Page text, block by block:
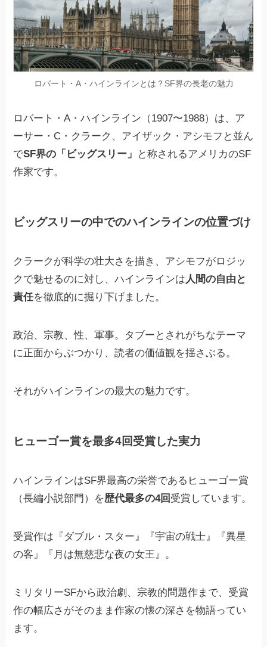
ロバート・A・ハインラインとは？SF界の長老の魅力
ロバート・A・ハインライン（1907〜1988）は、ア
ーサー・C・クラーク、アイザック・アシモフと並ん
でSF界の「ビッグスリー」
と称されるアメリカのSF
作家です。
ビッグスリーの中でのハインラインの位置づけ
クラークが科学の壮大さを描き、アシモフがロジッ
クで魅せるのに対し、ハインラインは人間の自由と
責任を徹底的に掘り下げました。
政治、宗教、性、軍事。タブーとされがちなテーマ
に正面からぶつかり、読者の価値観を揺さぶる。
それがハインラインの最大の魅力です。
ヒューゴー賞を最多4回受賞した実力
ハインラインはSF界最高の栄誉であるヒューゴー賞
（長編小説部門）を歴代最多の4回 受賞しています。
受賞作は『ダブル・スター』『宇宙の戦士』『異星
の客』『月は無慈悲な夜の女王』。
ミリタリーSFから政治劇、宗教的問題作まで、受賞
作の幅広さがそのまま作家の懐の深さを物語ってい
ます。